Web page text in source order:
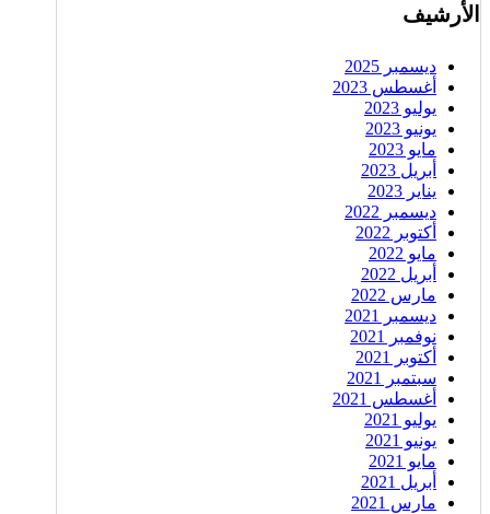
الأرشيف
ديسمبر 2025
أغسطس 2023
يوليو 2023
يونيو 2023
مايو 2023
أبريل 2023
يناير 2023
ديسمبر 2022
أكتوبر 2022
مايو 2022
أبريل 2022
مارس 2022
ديسمبر 2021
نوفمبر 2021
أكتوبر 2021
سبتمبر 2021
أغسطس 2021
يوليو 2021
يونيو 2021
مايو 2021
أبريل 2021
مارس 2021